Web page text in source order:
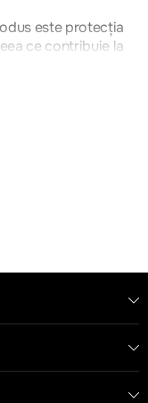
este protecția
ce contribuie la
rapidă și
RoHS și
de siguranță și
1, RoHS, CE